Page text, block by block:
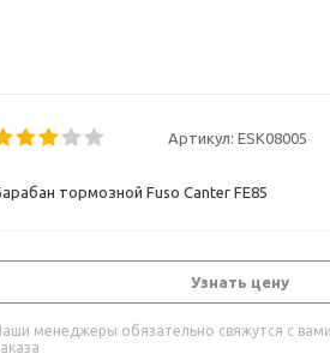
Артикул: ESK08005
тормозной Fuso Canter FE85
Узнать цену
менеджеры обязательно свяжутся с